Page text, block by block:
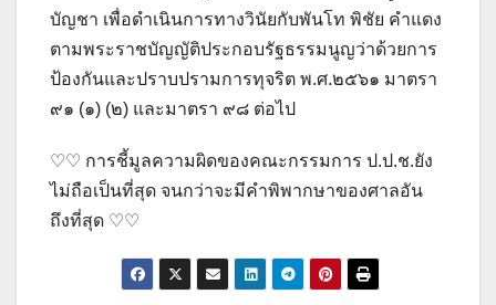
บัญชา เพื่อดำเนินการทางวินัยกับพันโท พิชัย คำแดง
ตามพระราชบัญญัติประกอบรัฐธรรมนูญว่าด้วยการ
ป้องกันและปราบปรามการทุจริต พ.ศ.๒๕๖๑ มาตรา
๙๑ (๑) (๒) และมาตรา ๙๘ ต่อไป
♡♡ การชี้มูลความผิดของคณะกรรมการ ป.ป.ช.ยัง
ไม่ถือเป็นที่สุด จนกว่าจะมีคำพิพากษาของศาลอัน
ถึงที่สุด ♡♡